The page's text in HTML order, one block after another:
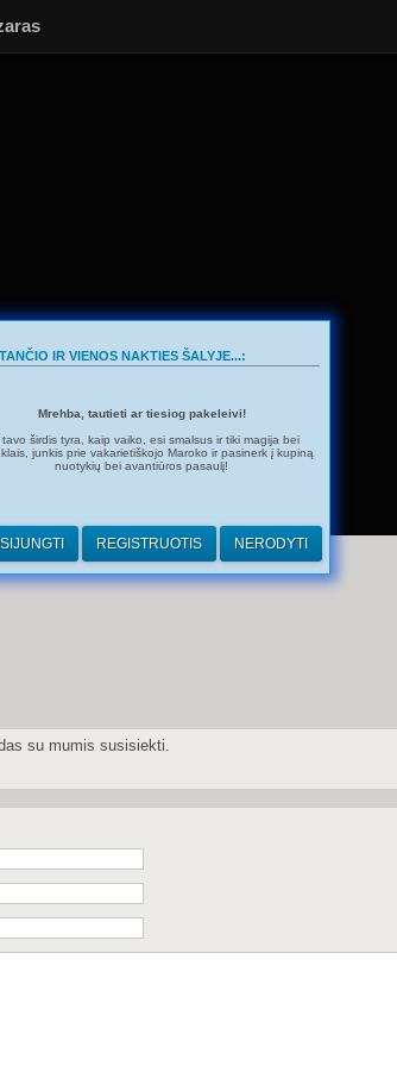
IR VIENOS NAKTIES ŠALYJE...:
Mrehba, tautieti ar tiesiog pakeleivi!
tavo širdis tyra, kaip vaiko, esi smalsus ir tiki magija bei
junkis prie vakarietiškojo Maroko ir pasinerk į kupiną
nuotykių bei avantiūros pasaulį!
REGISTRUOTIS NERODYTI
su mumis susisiekti.